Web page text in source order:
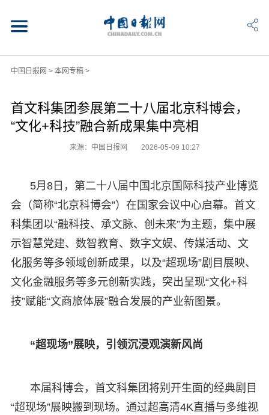
中国日报网 > 本网专稿>
首文科集团参展第二十八届北京科博会，
“文化+科技”融合新成果集中亮相
来源：中国日报网 2026-05-09 10:27
5月8日，第二十八届中国北京国际科技产业博览
会（简称“北京科博会”）在国家会议中心启幕。首文
科集团以“融科技、承文脉、创未来”为主题，集中展
示智慧党建、数智教育、数字文娱、传媒活动、文
化服务等多领域创新成果，以及“超现场”剧目展映、
文化金融服务等多元创新实践，突出呈现“文化+科
技”赋能“文商旅体展”融合发展的产业新图景。
“超现场”展映，引领沉浸观演新风尚
本届科博会，首文科集团将别开生面的经典剧目
“超现场”展映搬到现场。通过超高清4K直播与多维视